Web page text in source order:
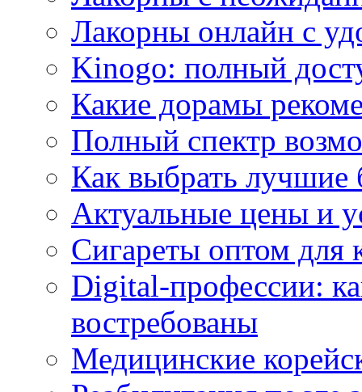
Лакорны онлайн с
Kinogo: полный
Какие дорамы
Полный спектр
Как выбрать
Актуальные цены и
Сигареты оптом для
Digital-профессии:
востребованы
Медицинские